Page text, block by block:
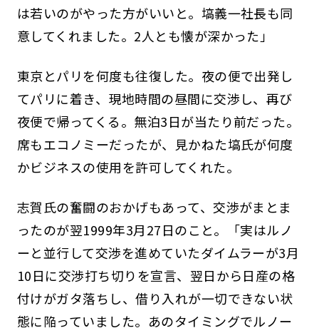
は若いのがやった方がいいと。塙義一社長も同
意してくれました。2人とも懐が深かった」
東京とパリを何度も往復した。夜の便で出発し
てパリに着き、現地時間の昼間に交渉し、再び
夜便で帰ってくる。無泊3日が当たり前だった。
席もエコノミーだったが、見かねた塙氏が何度
かビジネスの使用を許可してくれた。
志賀氏の奮闘のおかげもあって、交渉がまとま
ったのが翌1999年3月27日のこと。「実はルノ
ーと並行して交渉を進めていたダイムラーが3月
10日に交渉打ち切りを宣言、翌日から日産の格
付けがガタ落ちし、借り入れが一切できない状
態に陥っていました。あのタイミングでルノー